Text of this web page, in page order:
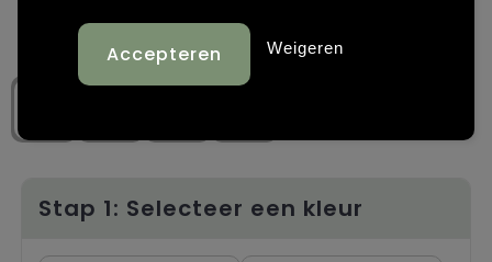
Reistassen
Rugzakken
Schoudertassen
Vesten bedrukken
Schoenen bedrukken
Stap 1: Selecteer een kleur
Weigeren